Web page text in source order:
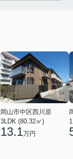
岡山市中区西川原
3LDK (80.32㎡)
13.1万円